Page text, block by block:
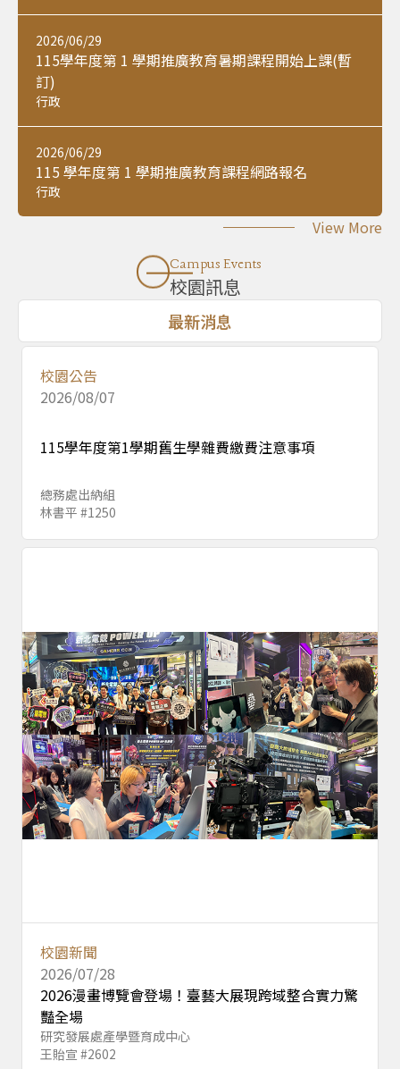
2026/06/29
115學年度第 1 學期推廣教育暑期課程開始上課(暫
訂)
行政
2026/06/29
115 學年度第 1 學期推廣教育課程網路報名
行政
View More
Campus Events
校園訊息
最新消息
校園公告
2026/08/07
115學年度第1學期舊生學雜費繳費注意事項
總務處出納組
林書平 #1250
校園新聞
2026/07/28
2026漫畫博覽會登場！臺藝大展現跨域整合實力驚
豔全場
研究發展處產學暨育成中心
王貽宣 #2602